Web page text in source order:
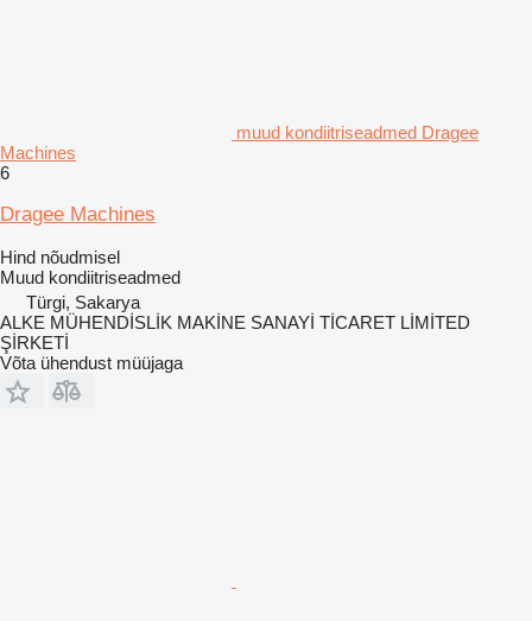
muud kondiitriseadmed Dragee
Machines
6
Dragee Machines
Hind nõudmisel
Muud kondiitriseadmed
Türgi, Sakarya
ALKE MÜHENDİSLİK MAKİNE SANAYİ TİCARET LİMİTED
ŞİRKETİ
Võta ühendust müüjaga